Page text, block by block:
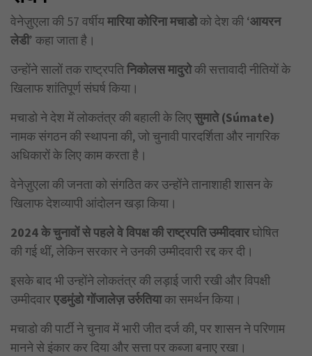
वेनेज़ुएला की 57 वर्षीयमारिया कोरिना मचाडोको देश की ‘आयरन
लेडी’ कहा जाता है।
उन्होंने सालों तक राष्ट्रपतिनिकोलस मादुरोकी सत्तावादी नीतियों के
खिलाफ शांतिपूर्ण संघर्ष किया।
मचाडो ने देश में लोकतंत्र की बहाली के लिएसुमाते (Súmate)
नामक संगठन की स्थापना की, जो चुनावी पारदर्शिता और नागरिक
अधिकारों के लिए काम करता है।
वेनेज़ुएला की जनता को संगठित कर उन्होंने तानाशाही शासन के
खिलाफ देशव्यापी आंदोलन खड़ा किया।
2024के चुनावों से पहले वे विपक्ष की राष्ट्रपति उम्मीदवारघोषित
की गई थीं, लेकिन सरकार ने उनकी उम्मीदवारी रद्द कर दी।
इसके बाद भी उन्होंने लोकतंत्र की लड़ाई जारी रखी और विपक्षी
उम्मीदवारएडमुंडो गोंजालेज़ उर्रुतियाका समर्थन किया।
मचाडो की पार्टी ने चुनाव में भारी जीत दर्ज की, पर शासन ने परिणाम
मानने से इंकार कर दिया और सत्ता पर कब्जा बनाए रखा।